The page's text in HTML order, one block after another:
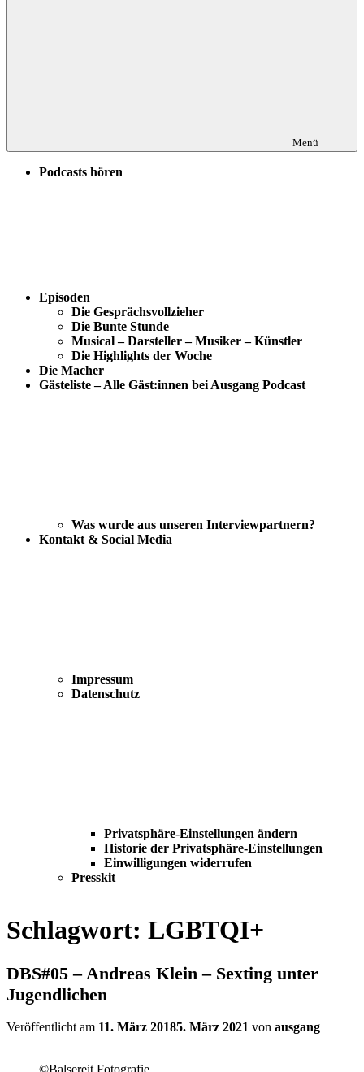
Menü
Podcasts hören
Episoden
Die Gesprächsvollzieher
Die Bunte Stunde
Musical – Darsteller – Musiker – Künstler
Die Highlights der Woche
Die Macher
Gästeliste – Alle Gäst:innen bei Ausgang Podcast
Was wurde aus unseren Interviewpartnern?
Kontakt & Social Media
Impressum
Datenschutz
Privatsphäre-Einstellungen ändern
Historie der Privatsphäre-Einstellungen
Einwilligungen widerrufen
Presskit
Schlagwort: LGBTQI+
DBS#05 – Andreas Klein – Sexting unter
Jugendlichen
Veröffentlicht am 11. März 20185. März 2021 von ausgang